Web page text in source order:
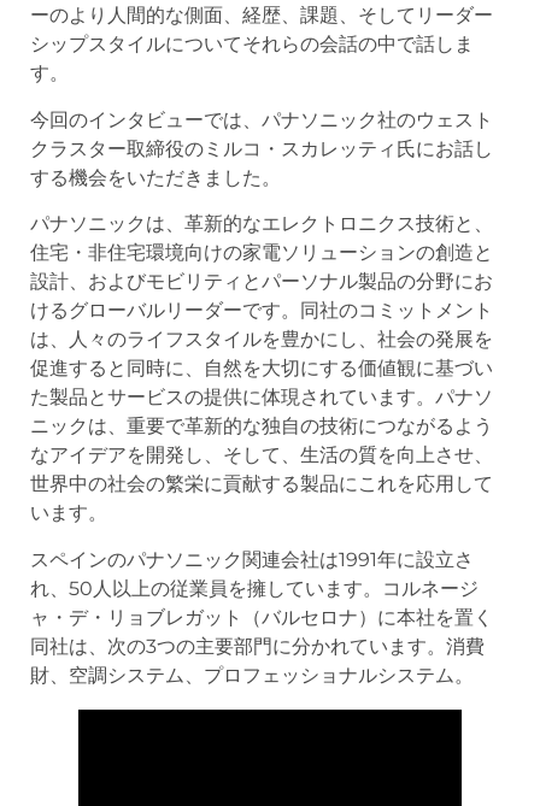
ーのより人間的な側面、経歴、課題、そしてリーダー
シップスタイルについてそれらの会話の中で話しま
す。
今回のインタビューでは、パナソニック社のウェスト
クラスター取締役のミルコ・スカレッティ氏にお話し
する機会をいただきました。
パナソニックは、革新的なエレクトロニクス技術と、
住宅・非住宅環境向けの家電ソリューションの創造と
設計、およびモビリティとパーソナル製品の分野にお
けるグローバルリーダーです。同社のコミットメント
は、人々のライフスタイルを豊かにし、社会の発展を
促進すると同時に、自然を大切にする価値観に基づい
た製品とサービスの提供に体現されています。パナソ
ニックは、重要で革新的な独自の技術につながるよう
なアイデアを開発し、そして、生活の質を向上させ、
世界中の社会の繁栄に貢献する製品にこれを応用して
います。
スペインのパナソニック関連会社は1991年に設立さ
れ、50人以上の従業員を擁しています。コルネージ
ャ・デ・リョブレガット（バルセロナ）に本社を置く
同社は、次の3つの主要部門に分かれています。消費
財、空調システム、プロフェッショナルシステム。